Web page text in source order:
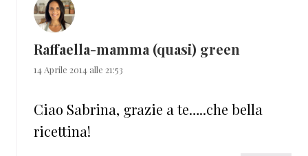
Raffaella-mamma (quasi) green
14 Aprile 2014 alle 21:53
Ciao Sabrina, grazie a te…..che bella
ricettina!